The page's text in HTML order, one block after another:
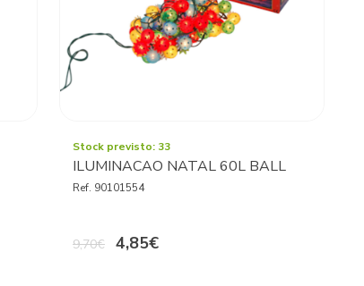
Stock previsto: 33
ILUMINACAO NATAL 60L BALL
Ref. 90101554
9,70€ 4,85€